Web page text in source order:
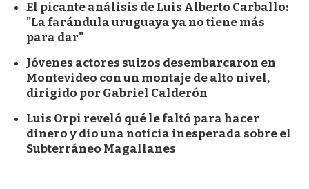
El picante análisis de Luis Alberto Carballo:
"La farándula uruguaya ya no tiene más
para dar"
Jóvenes actores suizos desembarcaron en
Montevideo con un montaje de alto nivel,
dirigido por Gabriel Calderón
Luis Orpi reveló qué le faltó para hacer
dinero y dio una noticia inesperada sobre el
Subterráneo Magallanes